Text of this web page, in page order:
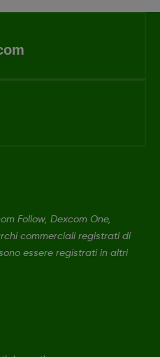
Follow, Dexcom One,
commerciali registrati di
essere registrati in altri